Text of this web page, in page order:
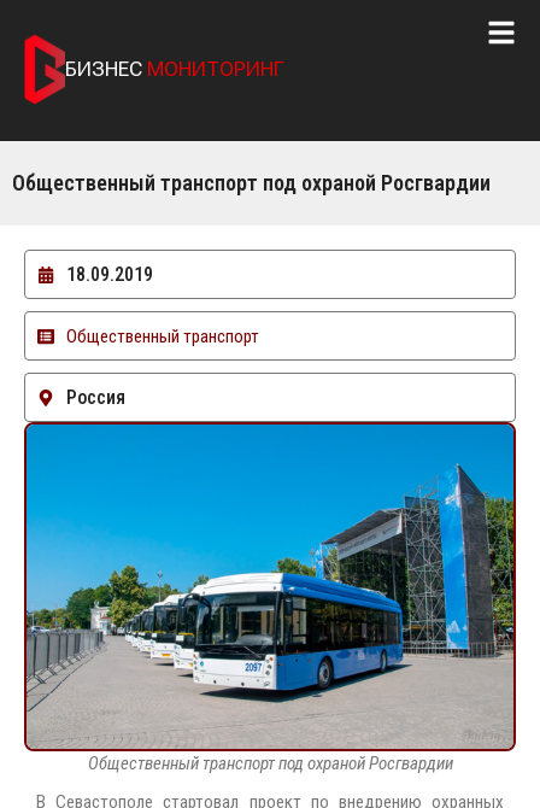
БИЗНЕС МОНИТОРИНГ
Общественный транспорт под охраной Росгвардии
18.09.2019
Общественный транспорт
Россия
Общественный транспорт под охраной Росгвардии
В Севастополе стартовал проект по внедрению охранных